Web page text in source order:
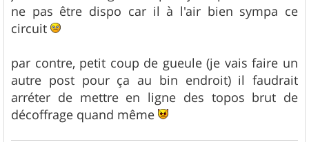
s
a
g
e
ne pas être dispo car il à l'air bien sympa ce
circuit
par contre, petit coup de gueule (je vais faire un
autre post pour ça au bin endroit) il faudrait
arréter de mettre en ligne des topos brut de
décoffrage quand même